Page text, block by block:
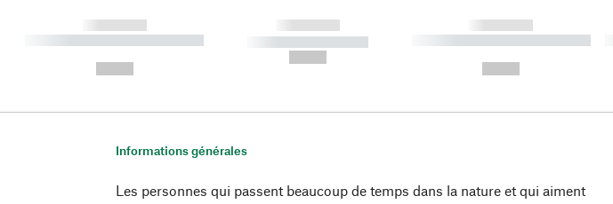
------------
----------- ----------- ----------
------------
----------- -----------
------------
----------- ----------- ----------
Informations générales
Les personnes qui passent beaucoup de temps dans la nature et qui aiment